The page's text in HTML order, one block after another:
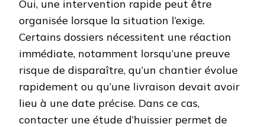
Oui, une intervention rapide peut être
organisée lorsque la situation l’exige.
Certains dossiers nécessitent une réaction
immédiate, notamment lorsqu’une preuve
risque de disparaître, qu’un chantier évolue
rapidement ou qu’une livraison devait avoir
lieu à une date précise. Dans ce cas,
contacter une étude d’huissier permet de